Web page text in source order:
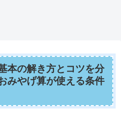
本の解き方とコツを分
みやげ算が使える条件